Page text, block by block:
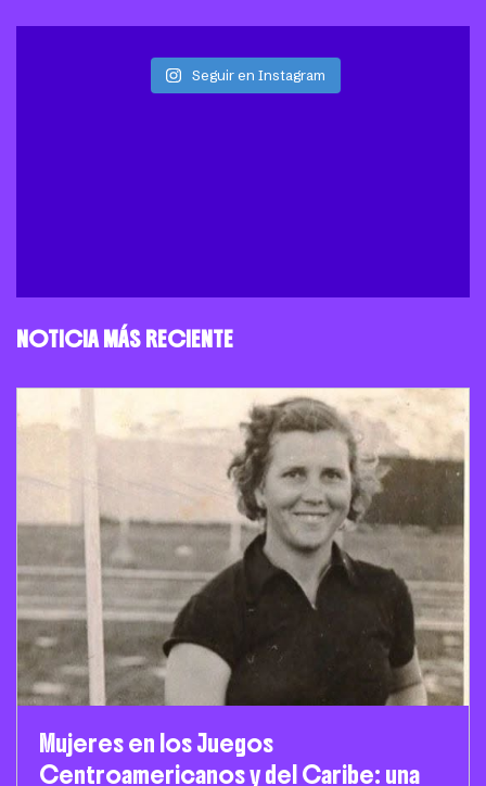
Seguir en Instagram
NOTICIA MÁS RECIENTE
Mujeres en los Juegos
Centroamericanos y del Caribe: una